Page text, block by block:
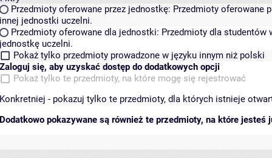
Przedmioty oferowane przez jednostkę: Przedmioty oferowane
innej jednostki uczelni.
Przedmioty oferowane dla jednostki: Przedmioty dla studentów
jednostkę uczelni.
Pokaż tylko przedmioty prowadzone w języku innym niż polski
Zaloguj się, aby uzyskać dostęp do dodatkowych opcji
Pokaż tylko te przedmioty, na które mogę się rejestrować
Konkretniej - pokazuj tylko te przedmioty, dla których istnieje
Dodatkowo pokazywane są również te przedmioty, na które jesteś